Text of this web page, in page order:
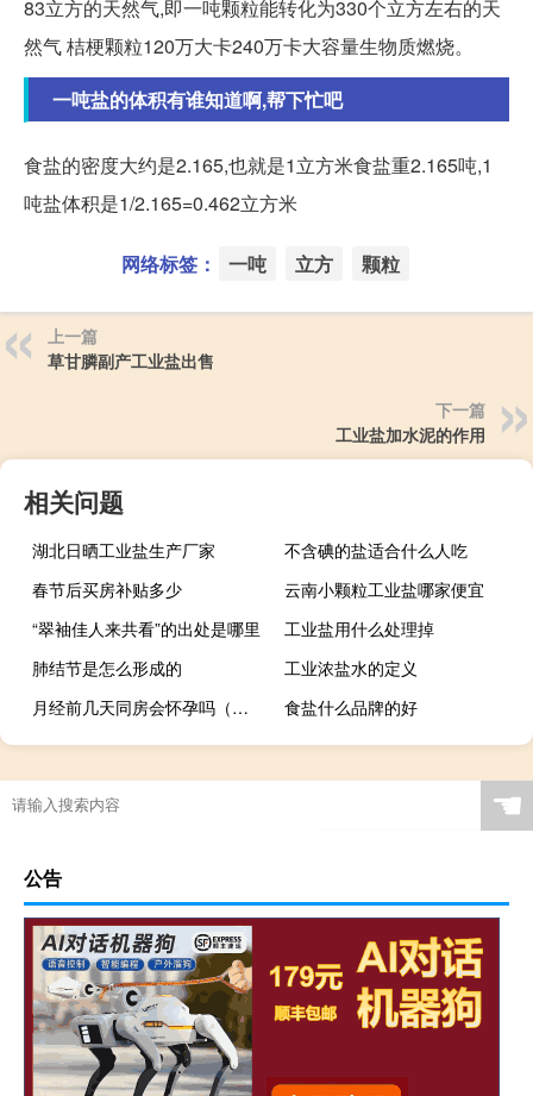
83立方的天然气,即一吨颗粒能转化为330个立方左右的天
然气 桔梗颗粒120万大卡240万卡大容量生物质燃烧。
一吨盐的体积有谁知道啊,帮下忙吧
食盐的密度大约是2.165,也就是1立方米食盐重2.165吨,1
吨盐体积是1/2.165=0.462立方米
网络标签： 一吨 立方 颗粒
上一篇
草甘膦副产工业盐出售
下一篇
工业盐加水泥的作用
相关问题
湖北日晒工业盐生产厂家
不含碘的盐适合什么人吃
春节后买房补贴多少
云南小颗粒工业盐哪家便宜
“翠袖佳人来共看”的出处是哪里
工业盐用什么处理掉
肺结节是怎么形成的
工业浓盐水的定义
月经前几天同房会怀孕吗（月经前一个星期同房会怀孕吗）
食盐什么品牌的好
☚
公告